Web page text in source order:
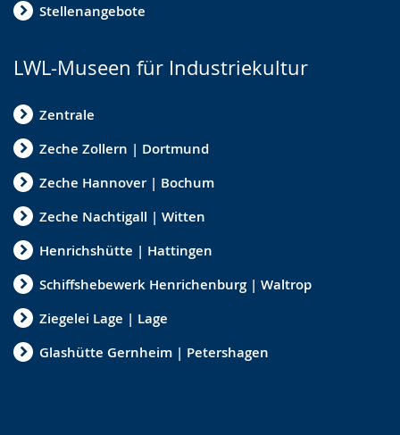
Stellenangebote
LWL-Museen für Industriekultur
Zentrale
Zeche Zollern | Dortmund
Zeche Hannover | Bochum
Zeche Nachtigall | Witten
Henrichshütte | Hattingen
Schiffshebewerk Henrichenburg | Waltrop
Ziegelei Lage | Lage
Glashütte Gernheim | Petershagen